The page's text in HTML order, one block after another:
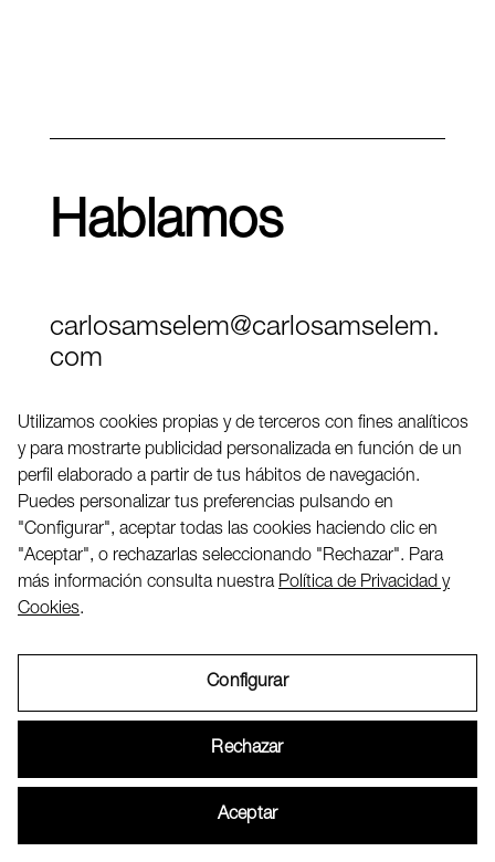
Hablamos
carlosamselem@carlosamselem.
com
Twitter
LinkedIN
2026 ©
Utilizamos cookies propias y de terceros con fines analíticos
y para mostrarte publicidad personalizada en función de un
perfil elaborado a partir de tus hábitos de navegación.
Puedes personalizar tus preferencias pulsando en
"Configurar", aceptar todas las cookies haciendo clic en
"Aceptar", o rechazarlas seleccionando "Rechazar". Para
más información consulta nuestra Política de Privacidad y
Cookies.
Configurar
Rechazar
Aceptar
Política de Privacidad y Cookies
Configurar